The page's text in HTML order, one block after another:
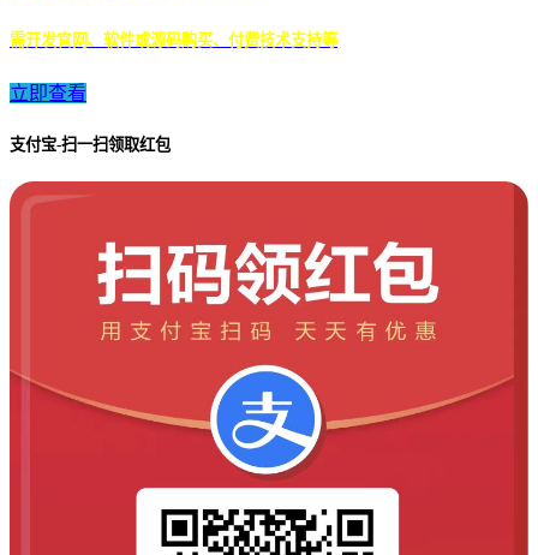
需开发官网、软件或源码购买、付费技术支持等
立即查看
支付宝-扫一扫领取红包